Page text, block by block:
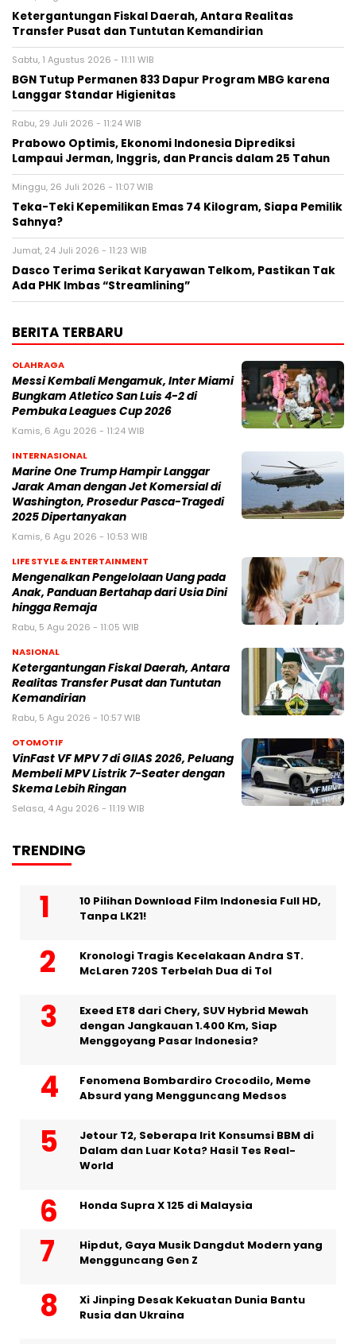
Ketergantungan Fiskal Daerah, Antara Realitas
Transfer Pusat dan Tuntutan Kemandirian
Sabtu, 1 Agustus 2026 - 11:11 WIB
BGN Tutup Permanen 833 Dapur Program MBG karena
Langgar Standar Higienitas
Rabu, 29 Juli 2026 - 11:24 WIB
Prabowo Optimis, Ekonomi Indonesia Diprediksi
Lampaui Jerman, Inggris, dan Prancis dalam 25 Tahun
Minggu, 26 Juli 2026 - 11:07 WIB
Teka-Teki Kepemilikan Emas 74 Kilogram, Siapa Pemilik
Sahnya?
Jumat, 24 Juli 2026 - 11:23 WIB
Dasco Terima Serikat Karyawan Telkom, Pastikan Tak
Ada PHK Imbas “Streamlining”
BERITA TERBARU
OLAHRAGA
Messi Kembali Mengamuk, Inter Miami
Bungkam Atletico San Luis 4-2 di
Pembuka Leagues Cup 2026
Kamis, 6 Agu 2026 - 11:24 WIB
INTERNASIONAL
Marine One Trump Hampir Langgar
Jarak Aman dengan Jet Komersial di
Washington, Prosedur Pasca-Tragedi
2025 Dipertanyakan
Kamis, 6 Agu 2026 - 10:53 WIB
LIFE STYLE & ENTERTAINMENT
Mengenalkan Pengelolaan Uang pada
Anak, Panduan Bertahap dari Usia Dini
hingga Remaja
Rabu, 5 Agu 2026 - 11:05 WIB
NASIONAL
Ketergantungan Fiskal Daerah, Antara
Realitas Transfer Pusat dan Tuntutan
Kemandirian
Rabu, 5 Agu 2026 - 10:57 WIB
OTOMOTIF
VinFast VF MPV 7 di GIIAS 2026, Peluang
Membeli MPV Listrik 7-Seater dengan
Skema Lebih Ringan
Selasa, 4 Agu 2026 - 11:19 WIB
TRENDING
10 Pilihan Download Film Indonesia Full HD,
Tanpa LK21!
Kronologi Tragis Kecelakaan Andra ST.
McLaren 720S Terbelah Dua di Tol
Exeed ET8 dari Chery, SUV Hybrid Mewah
dengan Jangkauan 1.400 Km, Siap
Menggoyang Pasar Indonesia?
Fenomena Bombardiro Crocodilo, Meme
Absurd yang Mengguncang Medsos
Jetour T2, Seberapa Irit Konsumsi BBM di
Dalam dan Luar Kota? Hasil Tes Real-
World
Honda Supra X 125 di Malaysia
Hipdut, Gaya Musik Dangdut Modern yang
Mengguncang Gen Z
Xi Jinping Desak Kekuatan Dunia Bantu
Rusia dan Ukraina